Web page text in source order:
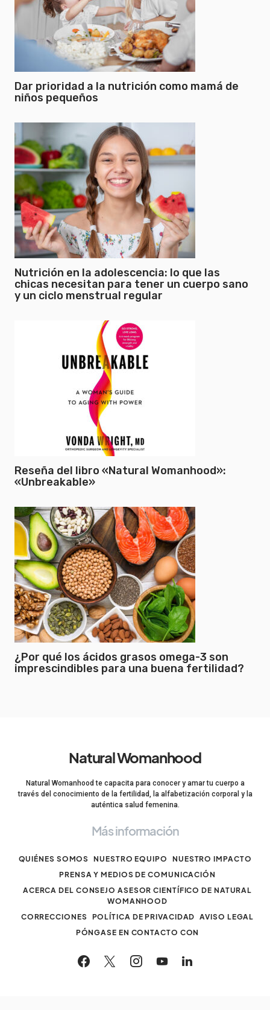
Dar prioridad a la nutrición como mamá de
niños pequeños
Nutrición en la adolescencia: lo que las
chicas necesitan para tener un cuerpo sano
y un ciclo menstrual regular
Reseña del libro «Natural Womanhood»:
«Unbreakable»
¿Por qué los ácidos grasos omega-3 son
imprescindibles para una buena fertilidad?
Natural Womanhood
Natural Womanhood te capacita para conocer y amar tu cuerpo a
través del conocimiento de la fertilidad, la alfabetización corporal y la
auténtica salud femenina.
Más información
QUIÉNES SOMOS NUESTRO EQUIPO
NUESTRO IMPACTO
PRENSA Y MEDIOS DE COMUNICACIÓN
ACERCA DEL CONSEJO ASESOR CIENTÍFICO DE NATURAL
WOMANHOOD
CORRECCIONES POLÍTICA DE PRIVACIDAD
AVISO LEGAL
PÓNGASE EN CONTACTO CON